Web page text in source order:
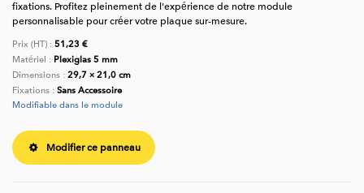
fixations. Profitez pleinement de l'expérience de notre module
personnalisable pour créer votre plaque sur-mesure.
Prix (HT) : 51,23 €
Matériel : Plexiglas 5 mm
Dimensions : 29,7 × 21,0 cm
Fixations : Sans Accessoire
Modifiable dans le module
Modifier ce panneau